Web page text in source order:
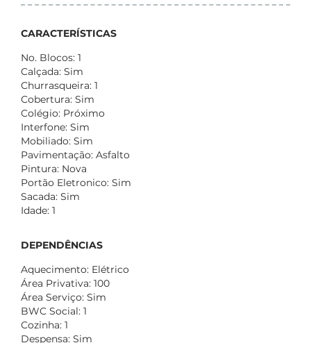
CARACTERÍSTICAS
No. Blocos: 1
Calçada: Sim
Churrasqueira: 1
Cobertura: Sim
Colégio: Próximo
Interfone: Sim
Mobiliado: Sim
Pavimentação: Asfalto
Pintura: Nova
Portão Eletronico: Sim
Sacada: Sim
Idade: 1
DEPENDÊNCIAS
Aquecimento: Elétrico
Área Privativa: 100
Área Serviço: Sim
BWC Social: 1
Cozinha: 1
Despensa: Sim